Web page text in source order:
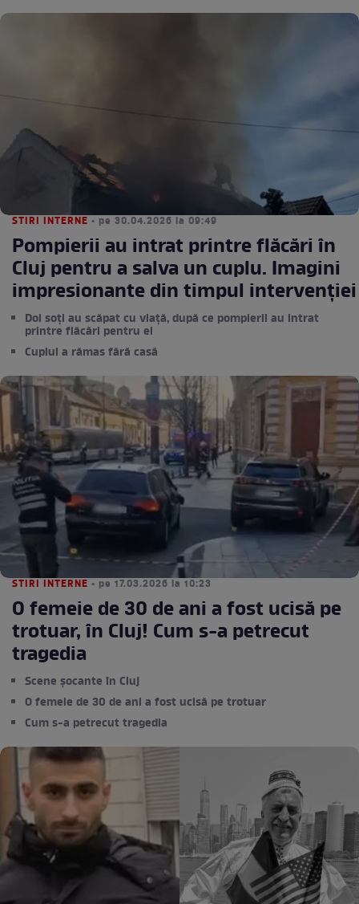
STIRI INTERNE • pe 30.04.2026 la 09:49
Pompierii au intrat printre flăcări în
Cluj pentru a salva un cuplu. Imagini
impresionante din timpul intervenției
Doi soți au scăpat cu viață, după ce pompierii au intrat
printre flăcări pentru ei
Cuplul a rămas fără casă
STIRI INTERNE • pe 17.03.2026 la 10:23
O femeie de 30 de ani a fost ucisă pe
trotuar, în Cluj! Cum s-a petrecut
tragedia
Scene șocante în Cluj
O femeie de 30 de ani a fost ucisă pe trotuar
Cum s-a petrecut tragedia